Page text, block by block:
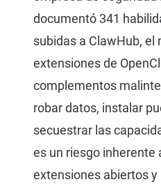
documentó 341
subidas a ClawHub, el
extensiones de
complementos
robar datos, instalar
secuestrar las
es un riesgo inherente
extensiones abiertos y